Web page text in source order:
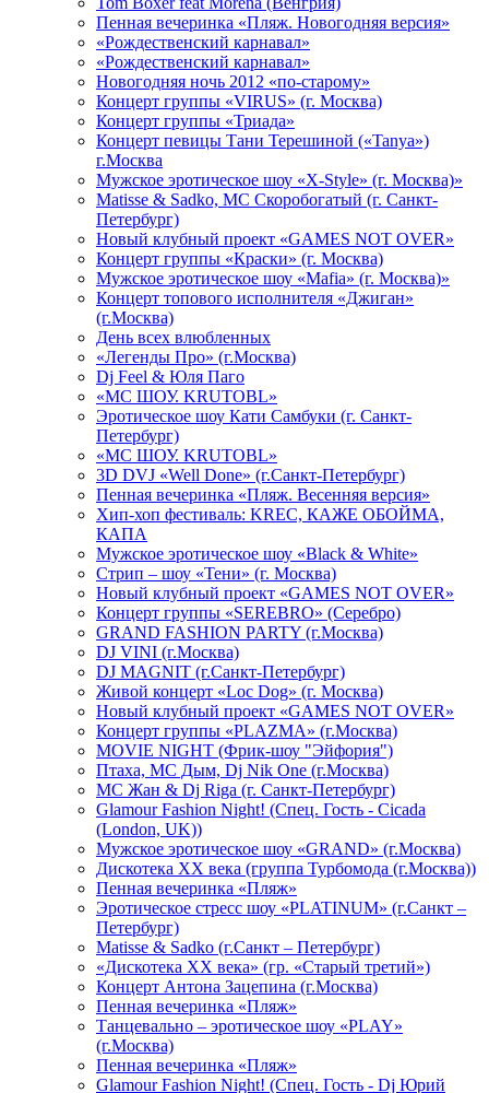
Пенная вечеринка «Пляж. Новогодняя версия»
«Рождественский карнавал»
«Рождественский карнавал»
Новогодняя ночь 2012 «по-старому»
Концерт группы «VIRUS» (г. Москва)
Концерт группы «Триада»
Концерт певицы Тани Терешиной («Tanya»)
г.Москва
Мужское эротическое шоу «X-Style» (г. Москва)»
Matissе & Sadko, MC Скоробогатый (г. Санкт-
Петербург)
Новый клубный проект «GAMES NOT OVER»
Концерт группы «Краски» (г. Москва)
Мужское эротическое шоу «Mafia» (г. Москва)»
Концерт топового исполнителя «Джиган»
(г.Москва)
День всех влюбленных
«Легенды Про» (г.Москва)
Dj Feel & Юля Паго
«МС ШОУ. KRUTOBL»
Эротическое шоу Кати Самбуки (г. Санкт-
Петербург)
«МС ШОУ. KRUTOBL»
3D DVJ «Well Done» (г.Санкт-Петербург)
Пенная вечеринка «Пляж. Весенняя версия»
Хип-хоп фестиваль: KREC, КАЖЕ ОБОЙМА,
КАПА
Мужское эротическое шоу «Black & White»
Стрип – шоу «Тени» (г. Москва)
Новый клубный проект «GAMES NOT OVER»
Концерт группы «SEREBRO» (Серебро)
GRAND FASHION PARTY (г.Москва)
DJ VINI (г.Москва)
DJ MAGNIT (г.Санкт-Петербург)
Живой концерт «Loc Dog» (г. Москва)
Новый клубный проект «GAMES NOT OVER»
Концерт группы «PLAZMA» (г.Москва)
MOVIE NIGHT (Фрик-шоу "Эйфория")
Птаха, МС Дым, Dj Nik One (г.Москва)
МС Жан & Dj Riga (г. Санкт-Петербург)
Glamour Fashion Night! (Спец. Гость - Cicada
(London, UK))
Мужское эротическое шоу «GRAND» (г.Москва)
Дискотека XX века (группа Турбомода (г.Москва))
Пенная вечеринка «Пляж»
Эротическое стресс шоу «PLATINUM» (г.Санкт –
Петербург)
Matisse & Sadko (г.Санкт – Петербург)
«Дискотека ХХ века» (гр. «Старый третий»)
Концерт Антона Зацепина (г.Москва)
Пенная вечеринка «Пляж»
Танцевально – эротическое шоу «PLAY»
(г.Москва)
Пенная вечеринка «Пляж»
Glamour Fashion Night! (Спец. Гость - Dj Юрий